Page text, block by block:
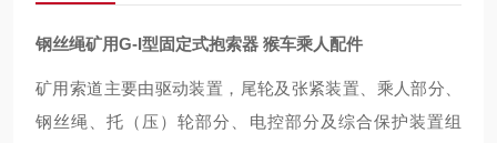
钢丝绳矿用G-I型固定式抱索器 猴车乘人配件
矿用索道主要由驱动装置，尾轮及张紧装置、乘人部分、
钢丝绳、托（压）轮部分、电控部分及综合保护装置组